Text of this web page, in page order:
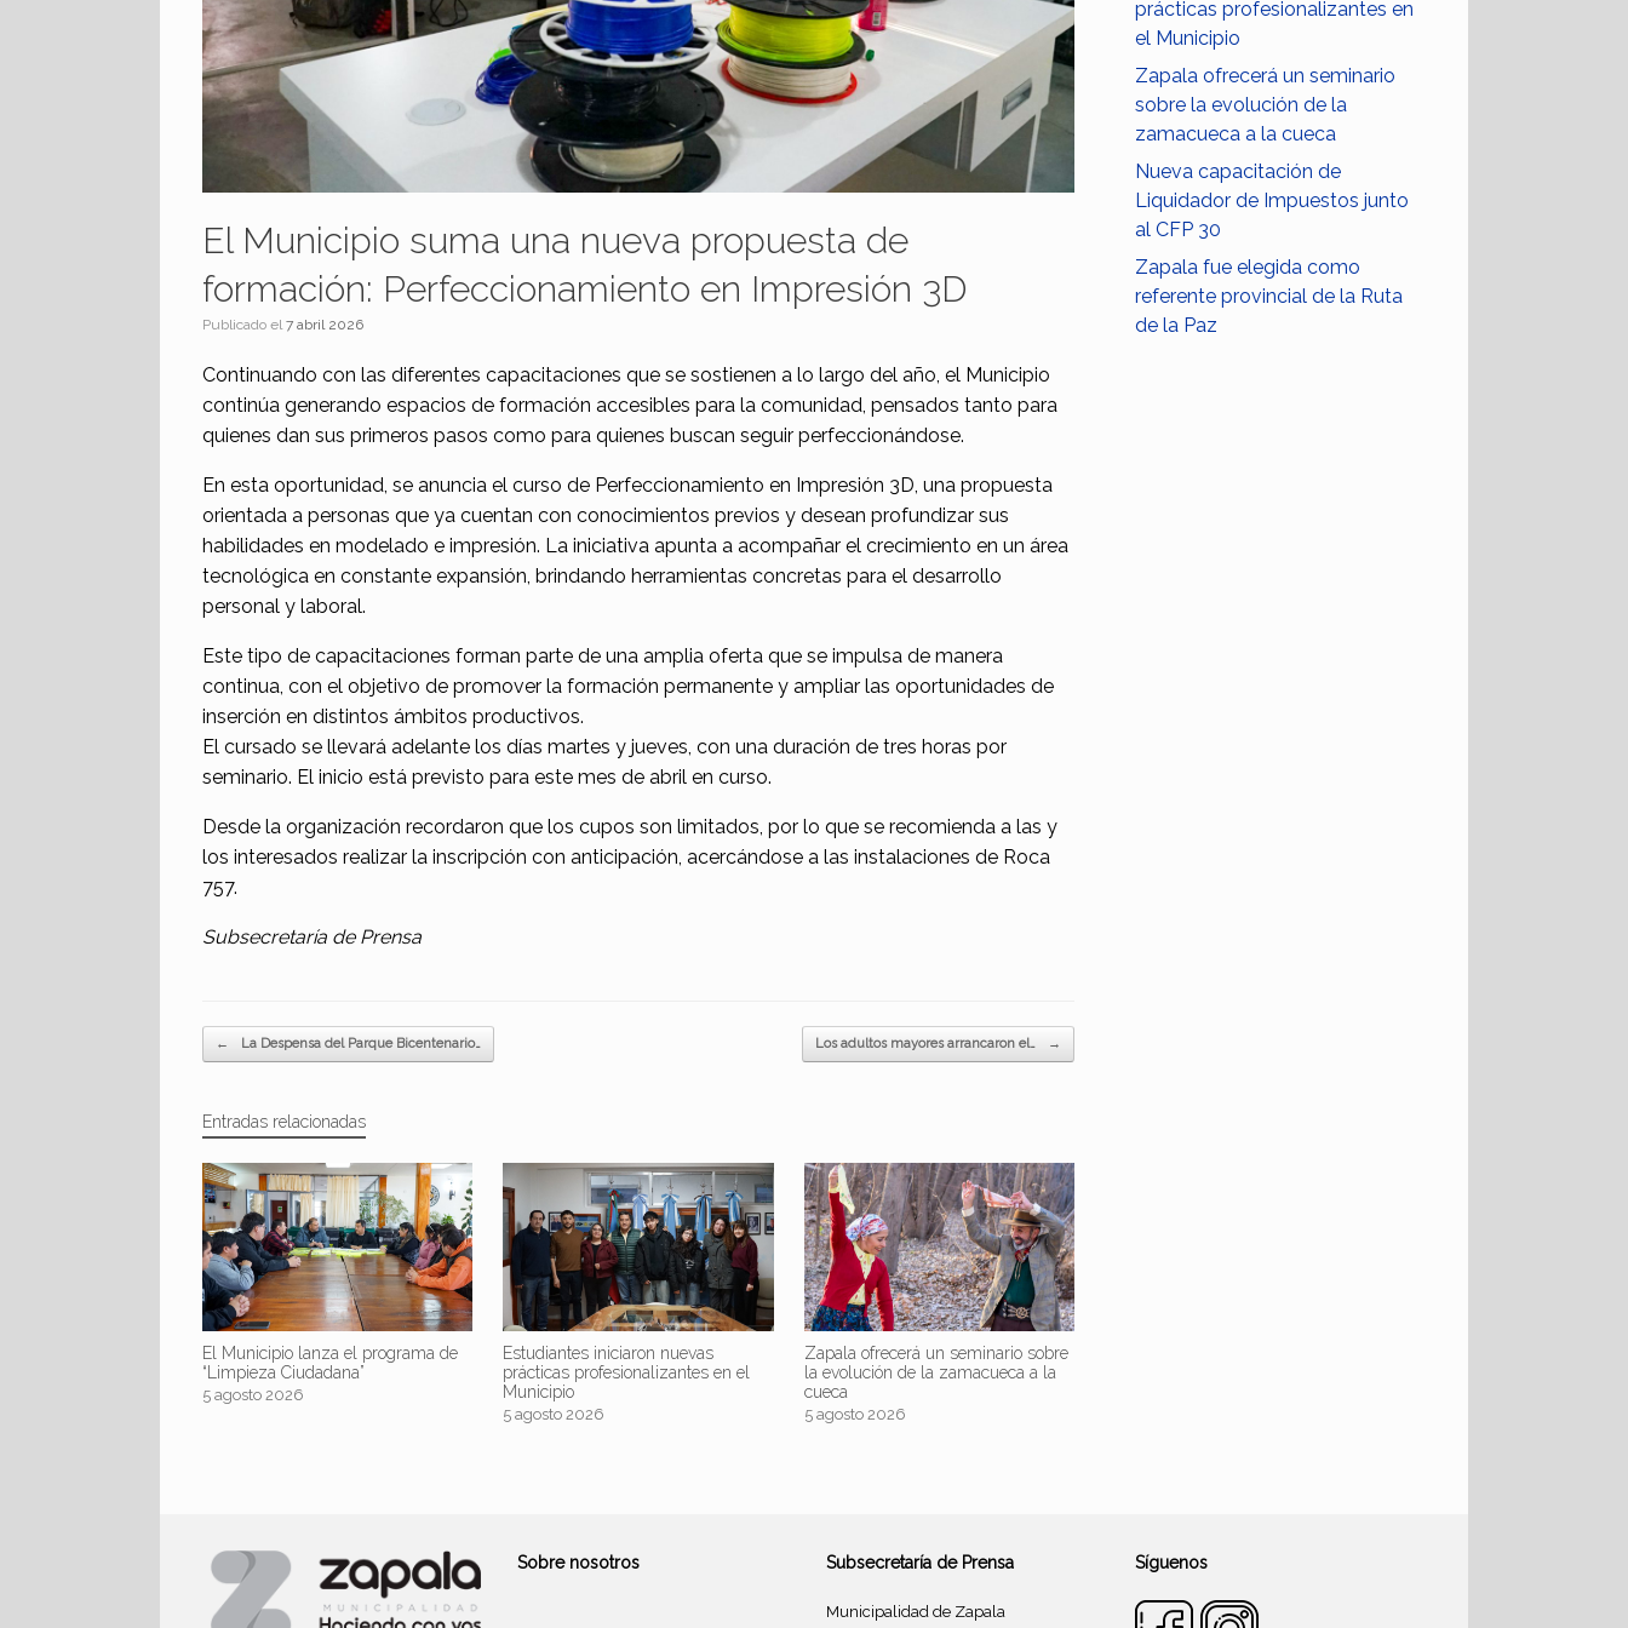
El Municipio suma una nueva propuesta de
formación: Perfeccionamiento en Impresión 3D
Publicado el7 abril 2026
Continuando con las diferentes capacitaciones que se sostienen a lo largo del año, el Municipio
continúa generando espacios de formación accesibles para la comunidad, pensados tanto para
quienes dan sus primeros pasos como para quienes buscan seguir perfeccionándose.
En esta oportunidad, se anuncia el curso de Perfeccionamiento en Impresión 3D, una propuesta
orientada a personas que ya cuentan con conocimientos previos y desean profundizar sus
habilidades en modelado e impresión. La iniciativa apunta a acompañar el crecimiento en un área
tecnológica en constante expansión, brindando herramientas concretas para el desarrollo
personal y laboral.
Este tipo de capacitaciones forman parte de una amplia oferta que se impulsa de manera
continua, con el objetivo de promover la formación permanente y ampliar las oportunidades de
inserción en distintos ámbitos productivos.
El cursado se llevará adelante los días martes y jueves, con una duración de tres horas por
seminario. El inicio está previsto para este mes de abril en curso.
Desde la organización recordaron que los cupos son limitados, por lo que se recomienda a las y
los interesados realizar la inscripción con anticipación, acercándose a las instalaciones de Roca
757.
Subsecretaría de Prensa
Navegador de artículos
← La Despensa del Parque Bicentenario… Los adultos mayores arrancaron el… →
Entradas relacionadas
El Municipio lanza el programa de
“Limpieza Ciudadana”
5 agosto 2026
Estudiantes iniciaron nuevas
prácticas profesionalizantes en el
Municipio
5 agosto 2026
Zapala ofrecerá un seminario sobre
la evolución de la zamacueca a la
cueca
5 agosto 2026
prácticas profesionalizantes en
el Municipio
Zapala ofrecerá un seminario
sobre la evolución de la
zamacueca a la cueca
Nueva capacitación de
Liquidador de Impuestos junto
al CFP 30
Zapala fue elegida como
referente provincial de la Ruta
de la Paz
Sobre nosotros Subsecretaría de Prensa
Municipalidad de Zapala
Síguenos